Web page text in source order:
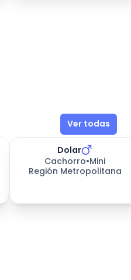
Ver todas
Dolar
Cachorro•Mini
Región Metropolitana